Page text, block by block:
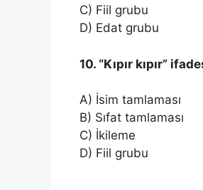
C) Fiil grubu
D) Edat grubu
10. “Kıpır kıpır”
A) İsim tamlaması
B) Sıfat tamlaması
C) İkileme
D) Fiil grubu